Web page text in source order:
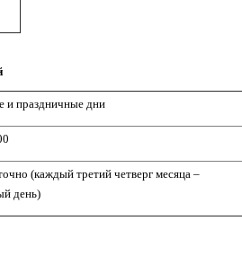
и праздничные дни
(каждый третий четверг месяца –
день)